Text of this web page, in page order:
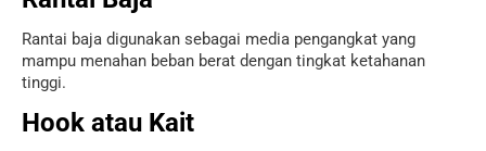
Rantai baja digunakan sebagai media pengangkat yang
mampu menahan beban berat dengan tingkat ketahanan
tinggi.
Hook atau Kait